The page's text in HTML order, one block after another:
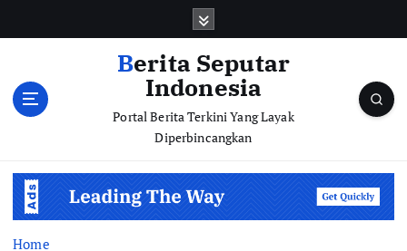
Berita Seputar
Indonesia
Portal Berita Terkini Yang Layak
Diperbincangkan
Home